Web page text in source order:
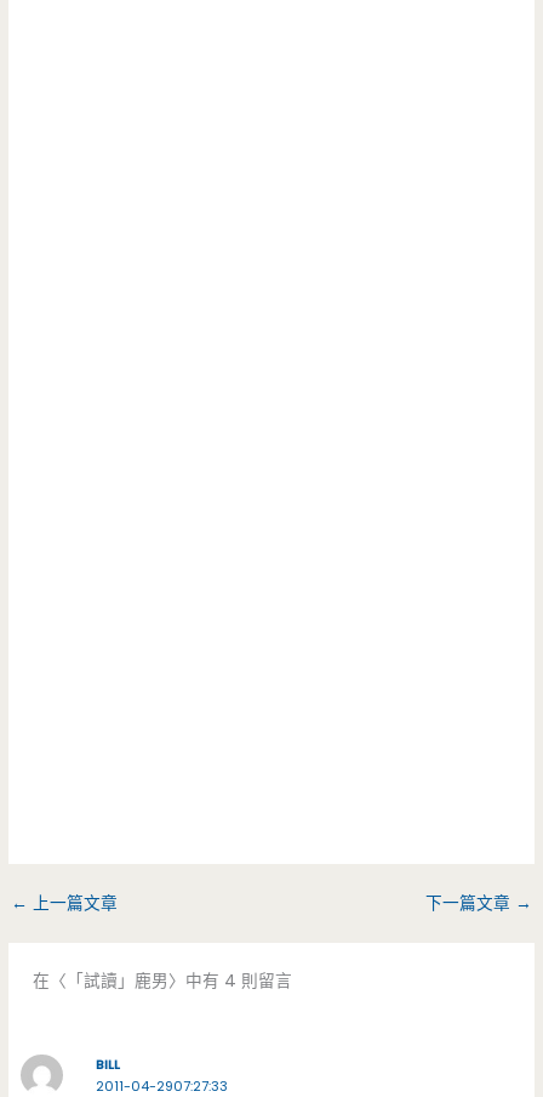
← 上一篇文章 下一篇文章 →
在〈「試讀」鹿男〉中有 4 則留言
BILL
2011-04-2907:27:33